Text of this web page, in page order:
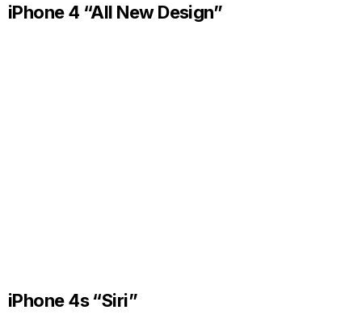
iPhone 4 “All New Design”
iPhone 4s “Siri”